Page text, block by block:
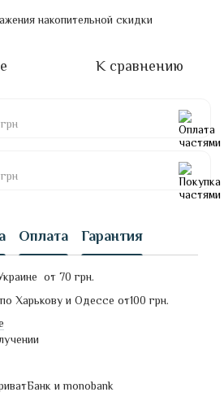
накопительной скидки
К сравнению
Оплата Гарантия
от 70 грн.
Харькову и Одессе от100 грн.
и monobank